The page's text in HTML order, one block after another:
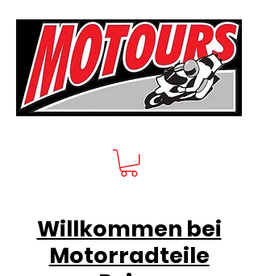
Willkommen bei
Motorradteile